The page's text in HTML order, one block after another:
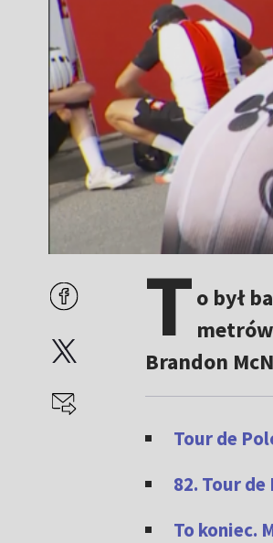
To był
Brandon
Tour de
82. Tour
To koniec.